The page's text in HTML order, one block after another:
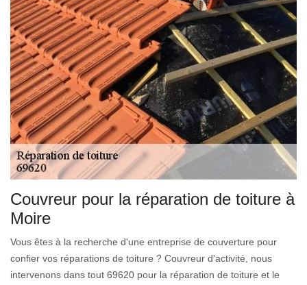
Couvreur pour la réparation de toiture à
Moire
Vous êtes à la recherche d'une entreprise de couverture pour
confier vos réparations de toiture ? Couvreur d'activité, nous
intervenons dans tout 69620 pour la réparation de toiture et le